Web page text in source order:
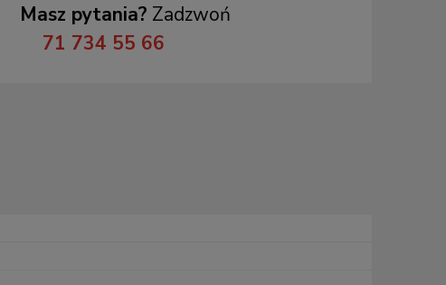
Masz pytania? Zadzwoń
71 734 55 66